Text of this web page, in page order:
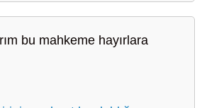
bu mahkeme hayırlara